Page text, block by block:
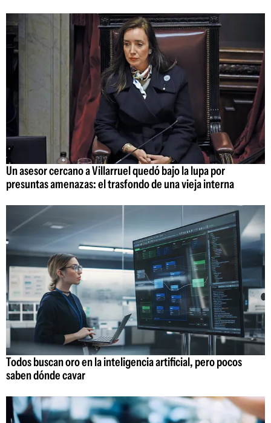
Un asesor cercano a Villarruel quedó bajo la lupa por
presuntas amenazas: el trasfondo de una vieja interna
Todos buscan oro en la inteligencia artificial, pero pocos
saben dónde cavar